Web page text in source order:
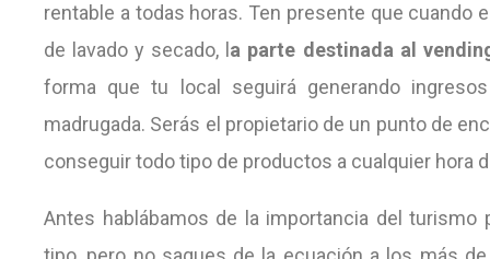
rentable a todas horas. Ten presente que cuando
de lavado y secado, l a parte destinada al
forma que tu local seguirá generando
madrugada. Serás el propietario de un punto de
conseguir todo tipo de productos a cualquier hora
Antes hablábamos de la importancia del turismo